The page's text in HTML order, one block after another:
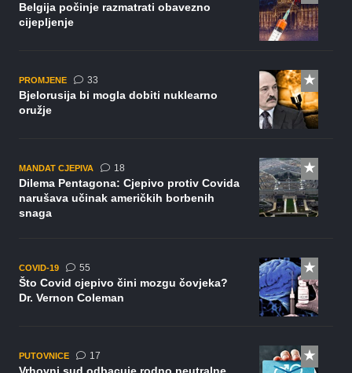
Belgija počinje razmatrati obavezno
cijepljenje
PROMJENE 33komentara
Bjelorusija bi mogla dobiti nuklearno
oružje
MANDAT CJEPIVA 18komentara
Dilema Pentagona: Cjepivo protiv Covida
narušava učinak američkih borbenih
snaga
COVID-19 55komentara
Što Covid cjepivo čini mozgu čovjeka?
Dr. Vernon Coleman
PUTOVNICE 17komentara